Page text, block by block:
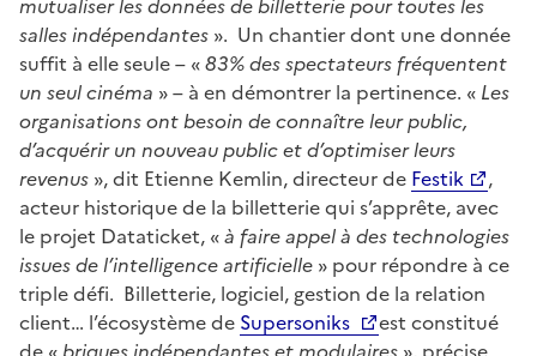
salles indépendantes ». Un chantier dont une donnée
suffit à elle seule – «83% des spectateurs fréquentent
un seul cinéma » – à en démontrer la pertinence. « Les
organisations ont besoin de connaître leur public,
d’acquérir un nouveau public et d’optimiser leurs
revenus », dit Etienne Kemlin, directeur de Festik
,
acteur historique de la billetterie qui s’apprête, avec
le projet Dataticket, «à faire appel à des technologies
issues de l’intelligence artificielle » pour répondre à ce
triple défi. Billetterie, logiciel, gestion de la relation
client… l’écosystème de Supersoniks
est constitué